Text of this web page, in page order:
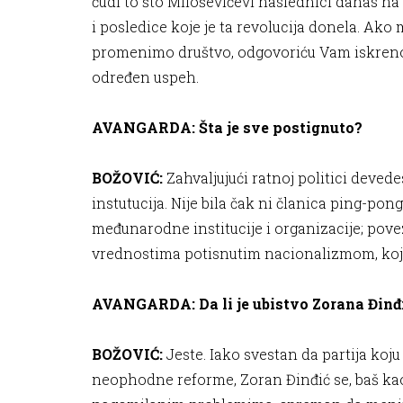
i posledice koje je ta revolucija donela. Ako
promenimo društvo, odgovoriću Vam
određen uspeh.
AVANGARDA: Šta je sve postignuto?
BOŽOVIĆ: Zahvaljujući ratnoj politici
instutucija. Nije bila čak ni članica ping-
međunarodne institucije i organizacije;
vrednostima potisnutim nacionalizmom,
AVANGARDA: Da li je ubistvo Zorana
BOŽOVIĆ:Jeste. Iako svestan da partija
neophodne reforme, Zoran Đinđić se, baš